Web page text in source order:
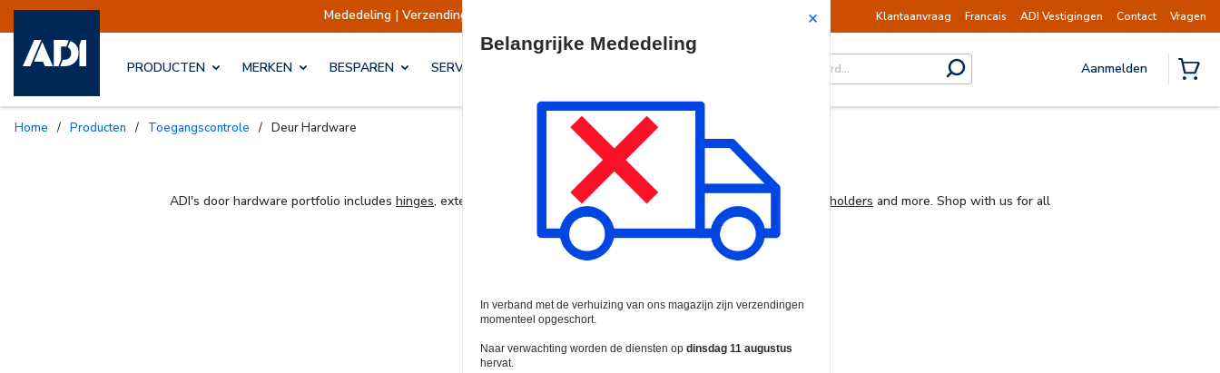
Mededeling | Verzendingen opgeschort Verzendingen worden op dinsdag 11 augustus hervat. Mededeling
Klantaanvraag Francais ADI Vestigingen Contact Vragen
PRODUCTEN MERKEN BESPAREN SERVICES & OPLOSSINGEN
submit search
Aanmelden
Home / Producten / Toegangscontrole / Deur Hardware
Deur Hardware
ADI's door hardware portfolio includes hinges, extension rods, closers, pull and push plates, electromagnetic door holders and more. Shop with us for all
your door installation needs.